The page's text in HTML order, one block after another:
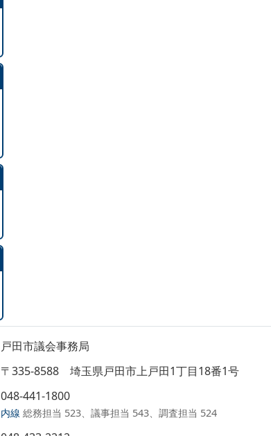
戸田市議会事務局
〒335-8588 埼玉県戸田市上戸田1丁目18番1号
048-441-1800
内線 総務担当 523、議事担当 543、調査担当 524